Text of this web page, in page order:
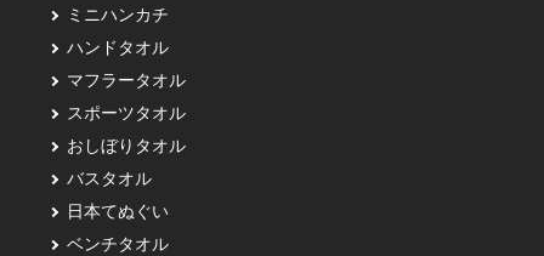
ミニハンカチ
ハンドタオル
マフラータオル
スポーツタオル
おしぼりタオル
バスタオル
日本てぬぐい
ベンチタオル